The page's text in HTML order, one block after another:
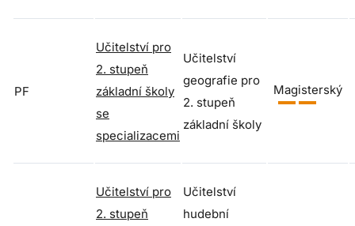
PF
Učitelství pro
2. stupeň
základní školy
se
specializacemi
Učitelství
geografie pro
2. stupeň
základní školy
Magisterský
Učitelství pro
2. stupeň
Učitelství
hudební